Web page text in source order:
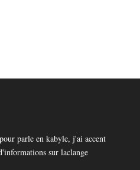
parle en kabyle, j'ai accent
sur laclange